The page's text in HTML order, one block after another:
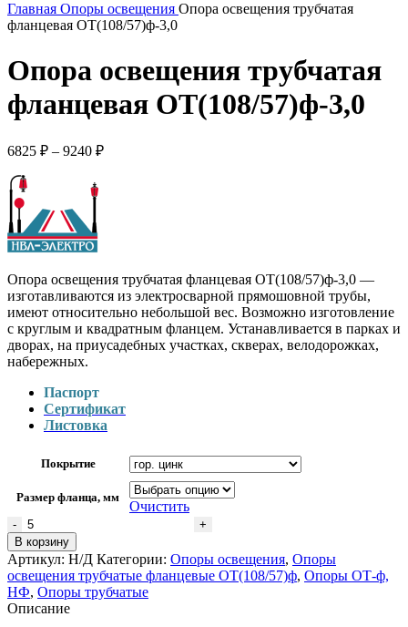
Главная Опоры освещения Опора освещения трубчатая
фланцевая ОТ(108/57)ф-3,0
Опора освещения трубчатая
фланцевая ОТ(108/57)ф-3,0
6825 ₽ – 9240 ₽
Опора освещения трубчатая фланцевая ОТ(108/57)ф-3,0 —
изготавливаются из электросварной прямошовной трубы,
имеют относительно небольшой вес. Возможно изготовление
с круглым и квадратным фланцем. Устанавливается в парках и
дворах, на приусадебных участках, скверах, велодорожках,
набережных.
Паспорт
Сертификат
Листовка
Покрытие
Размер фланца, мм
Очистить
Количество
товара
Опора
освещения
трубчатая
фланцевая
В корзину
Артикул: Н/Д Категории: Опоры освещения, Опоры
освещения трубчатые фланцевые ОТ(108/57)ф, Опоры ОТ-ф,
НФ, Опоры трубчатые
Описание